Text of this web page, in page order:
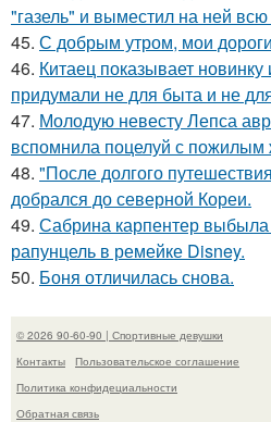
"газель" и выместил на ней всю
45. С добрым утром, мои
46. Китаец показывает новинку
придумали не для быта и не
47. Молодую невесту Лепса
вспомнила поцелуй с пожилым
48. "После долгого
добрался до северной Кореи.
49. Сабрина карпентер выбыла
рапунцель в ремейке Disney.
50. Боня отличилась снова.
© 2026 90-60-90 | Спортивные девушки
Контакты
Пользовательское соглашение
Политика конфидециальности
Обратная связь